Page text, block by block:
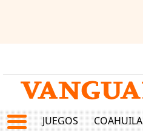
JUEGOS COAHUILA